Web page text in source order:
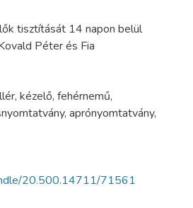
tisztítását 14 napon belül
Péter és Fia
, kézelő, fehérnemű,
, aprónyomtatvány,
20.500.14711/71561